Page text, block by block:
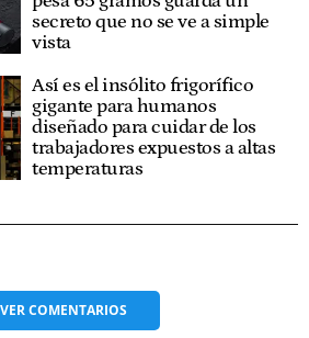
secreto que no se ve a simple
vista
Así es el insólito frigorífico
gigante para humanos
diseñado para cuidar de los
trabajadores expuestos a altas
temperaturas
VERCOMENTARIOS